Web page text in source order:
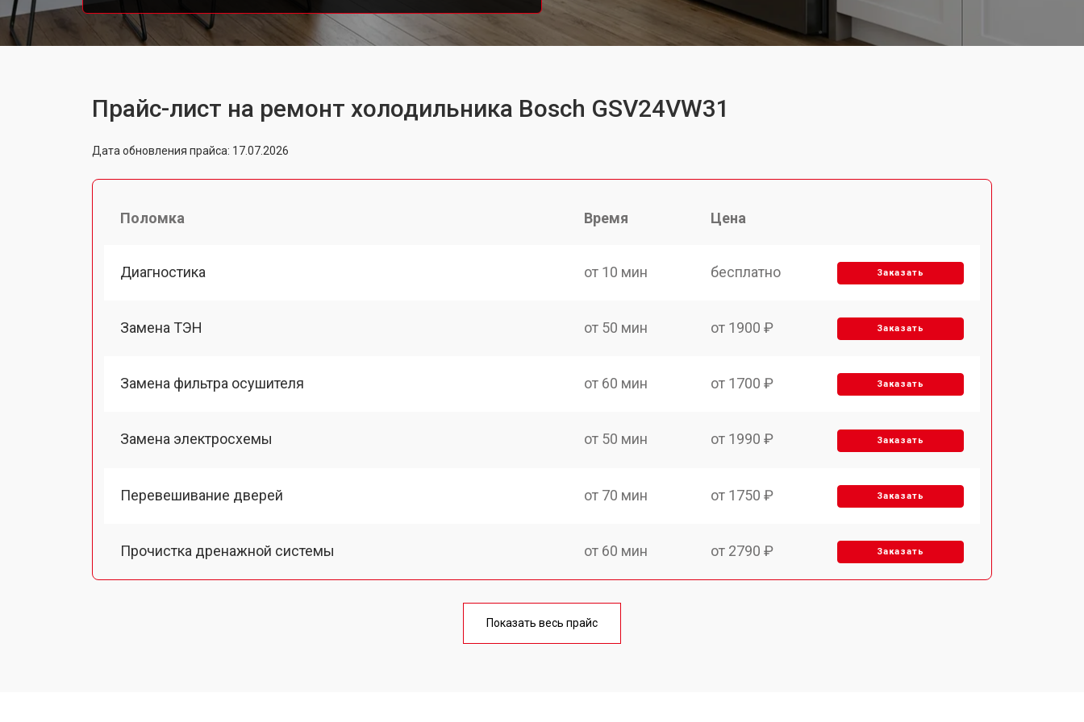
Прайс-лист на ремонт холодильника Bosch GSV24VW31
Дата обновления прайса: 17.07.2026
Поломка Время Цена
Диагностика от 10 мин бесплатно Заказать
Замена ТЭН от 50 мин от 1900 ₽ Заказать
Замена фильтра осушителя от 60 мин от 1700 ₽ Заказать
Замена электросхемы от 50 мин от 1990 ₽ Заказать
Перевешивание дверей от 70 мин от 1750 ₽ Заказать
Прочистка дренажной системы от 60 мин от 2790 ₽ Заказать
от 60 мин
Показать весь прайс